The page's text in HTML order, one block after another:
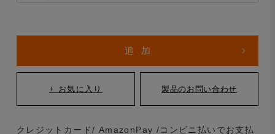
クレジットカード/ AmazonPay /コンビニ払いでお支払